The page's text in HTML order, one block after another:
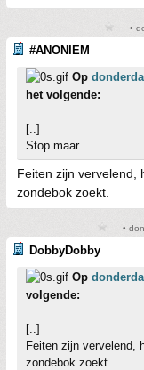
•
#ANONIEM
Op
het volgende:
[..]
Stop maar.
Feiten zijn vervelend,
zondebok zoekt.
•
DobbyDobby
Op
volgende:
[..]
Feiten zijn vervelend,
zondebok zoekt.